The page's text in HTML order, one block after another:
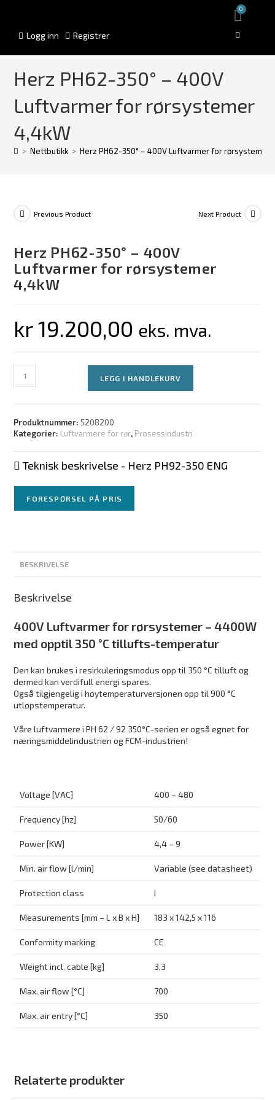
Logg inn Registrer
0
Herz PH62-350° – 400V
Luftvarmer for rørsystemer
4,4kW
> Nettbutikk > Herz PH62-350° – 400V Luftvarmer for rørsystemer
Previous Product Next Product
Herz PH62-350° – 400V
Luftvarmer for rørsystemer
4,4kW
kr19.200,00 eks. mva.
LEGG I HANDLEKURV
Produktnummer:5208200
Kategorier: Luftvarmere for rør, Prosessindustri
Teknisk beskrivelse - Herz PH92-350 ENG
FORESPØRSEL PÅ PRIS
BESKRIVELSE
Beskrivelse
400V Luftvarmer for rørsystemer – 4400W
med opptil 350 °C tillufts-temperatur
Den kan brukes i resirkuleringsmodus opp til 350 °C tilluft og
dermed kan verdifull energi spares.
Også tilgjengelig i høytemperaturversjonen opp til 900 °C
utløpstemperatur.
Våre luftvarmere i PH 62 / 92 350°C-serien er også egnet for
næringsmiddelindustrien og FCM-industrien!
Voltage [VAC] 400 – 480
Frequency [hz] 50/60
Power [KW] 4,4 – 9
Min. air flow [l/min] Variable (see datasheet)
Protection class I
Measurements [mm – L x B x H] 183 x 142,5 x 116
Conformity marking CE
Weight incl. cable [kg] 3,3
Max. air flow [°C] 700
Max. air entry [°C] 350
Relaterte produkter